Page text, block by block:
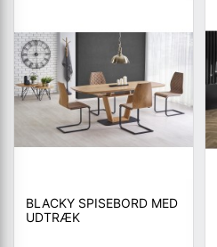
BLACKY SPISEBORD MED
UDTRÆK